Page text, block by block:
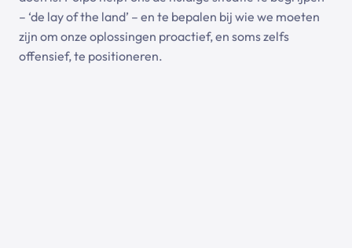
– ‘de lay of the land’ – en te bepalen bij wie we moeten
zijn om onze oplossingen proactief, en soms zelfs
offensief, te positioneren.